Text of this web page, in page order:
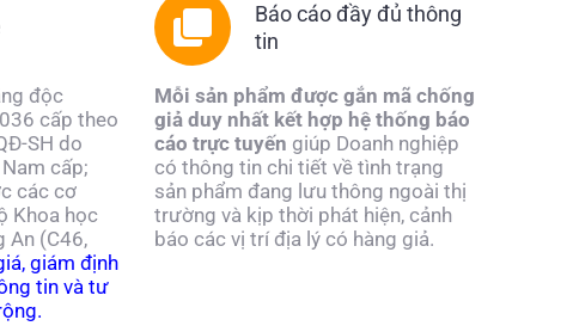
độc
cấp theo
SH do
cấp;
các cơ
Khoa học
An (C46,
giám định
tin và tư
Báo cáo đầy đủ thông
tin
Mỗi sản phẩm được gắn mã chống
giả duy nhất kết hợp hệ thống báo
cáo trực tuyến giúp Doanh nghiệp
có thông tin chi tiết về tình trạng
sản phẩm đang lưu thông ngoài thị
trường và kịp thời phát hiện, cảnh
báo các vị trí địa lý có hàng giả.